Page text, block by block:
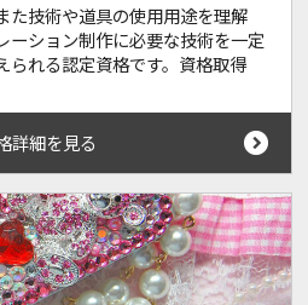
た技術や道具の使用用途を理解
ーション制作に必要な技術を一定
られる認定資格です。資格取得
詳細を見る